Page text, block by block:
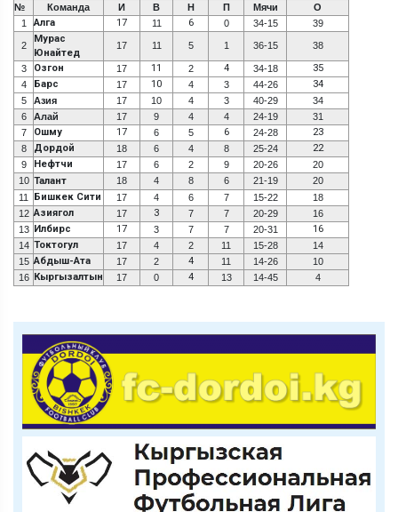
№ Команда И В Н П Мячи
О
1
Алга 17 11 6 0 34-15 39
2
Мурас
Юнайтед
17 11 5 1 36-15 38
3 Озгон 17 11 2 4 34-18 35
4 Барс 17 10 4 3 44-26 34
5 Азия 17 10 4 3 40-29
34
6
Алай 17 9 4 4 24-19
31
7
Ошму 17 6 5 6 24-28 23
8 Дордой 18 6 4 8 25-24 22
9 Нефтчи 17 6 2 9 20-26
20
10 Талант 18 4 8 6 21-19
20
11
Бишкек Сити 17 4 6 7 15-22
18
12 Азиягол 17 3 7 7 20-29
16
13 Илбирс 17 3 7 7 20-31 16
14 Токтогул 17 4 2 11 15-28
14
15 Абдыш-Ата 17 2 4 11 14-26
10
16 Кыргызалтын 17 0 4 13 14-45 4